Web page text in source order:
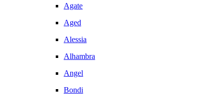
Agate
Aged
Alessia
Alhambra
Angel
Bondi